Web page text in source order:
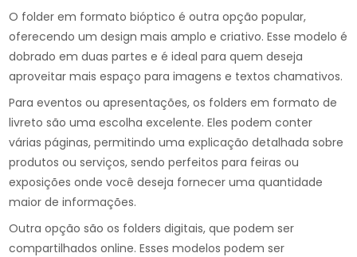
O folder em formato bióptico é outra opção popular,
oferecendo um design mais amplo e criativo. Esse modelo é
dobrado em duas partes e é ideal para quem deseja
aproveitar mais espaço para imagens e textos chamativos.
Para eventos ou apresentações, os folders em formato de
livreto são uma escolha excelente. Eles podem conter
várias páginas, permitindo uma explicação detalhada sobre
produtos ou serviços, sendo perfeitos para feiras ou
exposições onde você deseja fornecer uma quantidade
maior de informações.
Outra opção são os folders digitais, que podem ser
compartilhados online. Esses modelos podem ser